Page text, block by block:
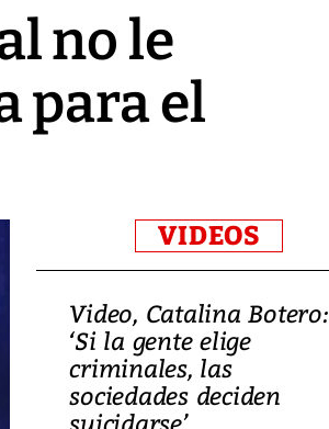
no le
para el
VIDEOS
Video, Catalina Botero:
‘Si la gente elige
criminales, las
sociedades deciden
suicidarse’